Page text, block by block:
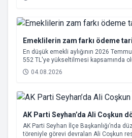
Emeklilerin zam farkı ödeme
En düşük emekli aylığının 2026
552 TL'ye yükseltilmesi kapsamında
Ağustos 2026 tarihinde hesaplara
04.08.2026
AK Parti Seyhan’da Ali Coşkun
AK Parti Seyhan İlçe Başkanlığı’nda
töreniyle görevi devralan Ali Coşkun